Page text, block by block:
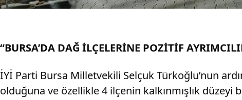
“BURSA’DA DAĞ İLÇELERİNE POZİTİF
İYİ Parti Bursa Milletvekili Selçuk Türkoğlu’nun
olduğuna ve özellikle 4 ilçenin kalkınmışlık